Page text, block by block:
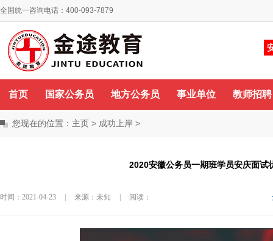
全国统一咨询电话：400-093-7879
你好，欢迎来到金途教育！
首页 国家公务员 地方公务员 事业单位 教师招聘
您现在的位置： 主页 > 成功上岸 >
2020安徽公务员一期班学员安庆面试
时间：2021-04-23 来源：未知 阅读：